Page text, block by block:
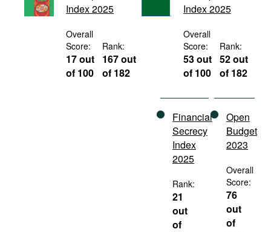
Movies
Podcasts
Bookshelf
Index 2025
Overall
Score:
17 out
of 100
Rank:
167 out
of 182
Index 2025
Overall
Score:
53 out
of 100
Rank:
52 out
of 182
Financial
Secrecy
Index
2025
Rank:
21
out
of
Open
Budget
2023
Overall
Score:
76
out
of